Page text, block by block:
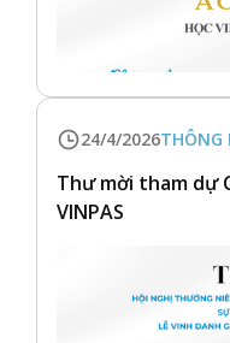
24/4/2026THÔNG
Thư mời tham dự
VINPAS